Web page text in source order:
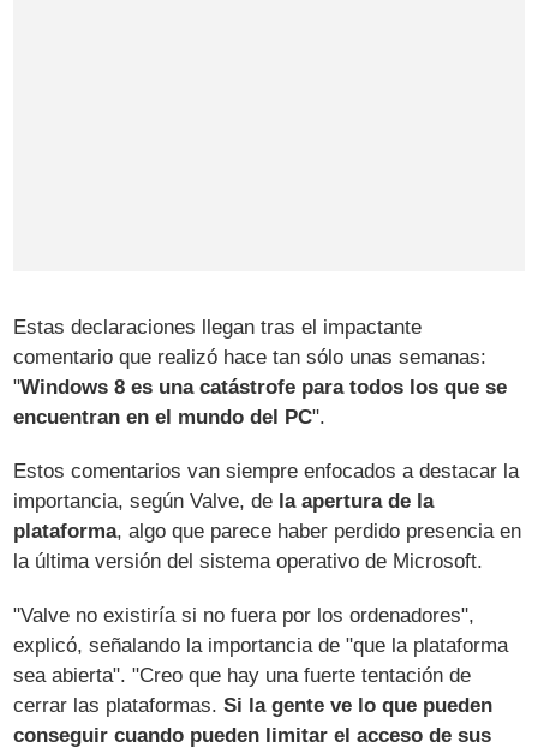
Estas declaraciones llegan tras el impactante
comentario que realizó hace tan sólo unas semanas:
"Windows 8 es una catástrofe para todos los que se
encuentran en el mundo del PC".
Estos comentarios van siempre enfocados a destacar la
importancia, según Valve, de la apertura de la
plataforma, algo que parece haber perdido presencia en
la última versión del sistema operativo de Microsoft.
"Valve no existiría si no fuera por los ordenadores",
explicó, señalando la importancia de "que la plataforma
sea abierta". "Creo que hay una fuerte tentación de
cerrar las plataformas.Si la gente ve lo que pueden
conseguir cuando pueden limitar el acceso de sus